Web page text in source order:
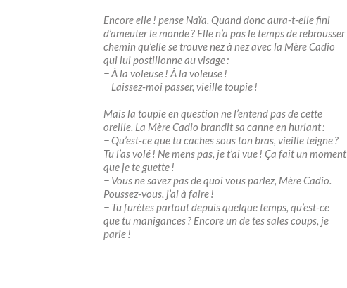
Encore elle ! pense Naïa. Quand donc ­aura-t-elle fini
d’ameuter le monde ? Elle n’a pas le temps de rebrousser
chemin qu’elle se trouve nez à nez avec la Mère Cadio
qui lui postillonne au visage :
− À la voleuse ! À la voleuse !
− Laissez-moi passer, vieille toupie !
Mais la toupie en question ne l’entend pas de cette
oreille. La Mère Cadio brandit sa canne en hurlant :
− Qu’est-ce que tu caches sous ton bras, vieille teigne ?
Tu l’as volé ! Ne mens pas, je t’ai vue ! Ça fait un moment
que je te guette !
− Vous ne savez pas de quoi vous parlez, Mère Cadio.
Poussez-vous, j’ai à faire !
− Tu furètes partout depuis quelque temps, qu’est-ce
que tu manigances ? ­Encore un de tes sales coups, je
parie !